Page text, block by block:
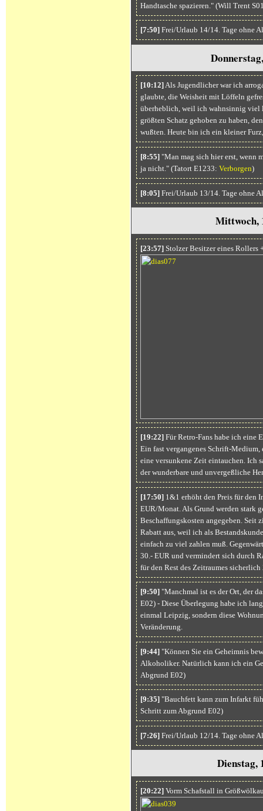
Handtasche spazieren." (Will Trent
[7:50]Frei/Urlaub 14/14. Tage ohne
[10:12]Als Jugendlicher war ich
glaubte, die Weisheit mit Löffeln
überheblich, weil ich wahnsinnig viel
größten Schatz gehoben zu haben,
wußten. Heute bin ich ein kleiner
[8:55]"Man mag sich hier erst, wenn
ja nicht." (Tatort E1233: Verborgen)
[8:05]Frei/Urlaub 13/14. Tage ohne
Mittwoch,
[23:57]Stolzer Besitzer eines Rollers
[19:22]Für Retro-Fans habe ich eine
Ein fast vergangenes Schrift-
eine versunkene Zeit eintauchen. Ich
der wunderbare und unvergeßliche
[17:50]1&1 erhöht den Preis für den
EUR/Monat. Als Grund werden stark
Beschaffungskosten angegeben. Seit
Rabatt aus, weil ich als
einfach zu viel zahlen muß.
30.- EUR und vermindert sich durch
für den Rest des Zeitraumes sicherlich
[9:50]"Manchmal ist es der Ort, der
E02) - Diese Überlegung habe ich
einmal Leipzig, sondern diese
Veränderung.
[9:44]"Können Sie ein Geheimnis
Alkoholiker. Natürlich kann ich ein
Abgrund E02)
[9:35]"Bauchfett kann zum Infarkt
Schritt zum Abgrund E02)
[7:26]Frei/Urlaub 12/14. Tage ohne
Dienstag,
[20:22]Vorm Schafstall in